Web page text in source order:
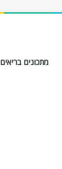
מתכונים בריאים